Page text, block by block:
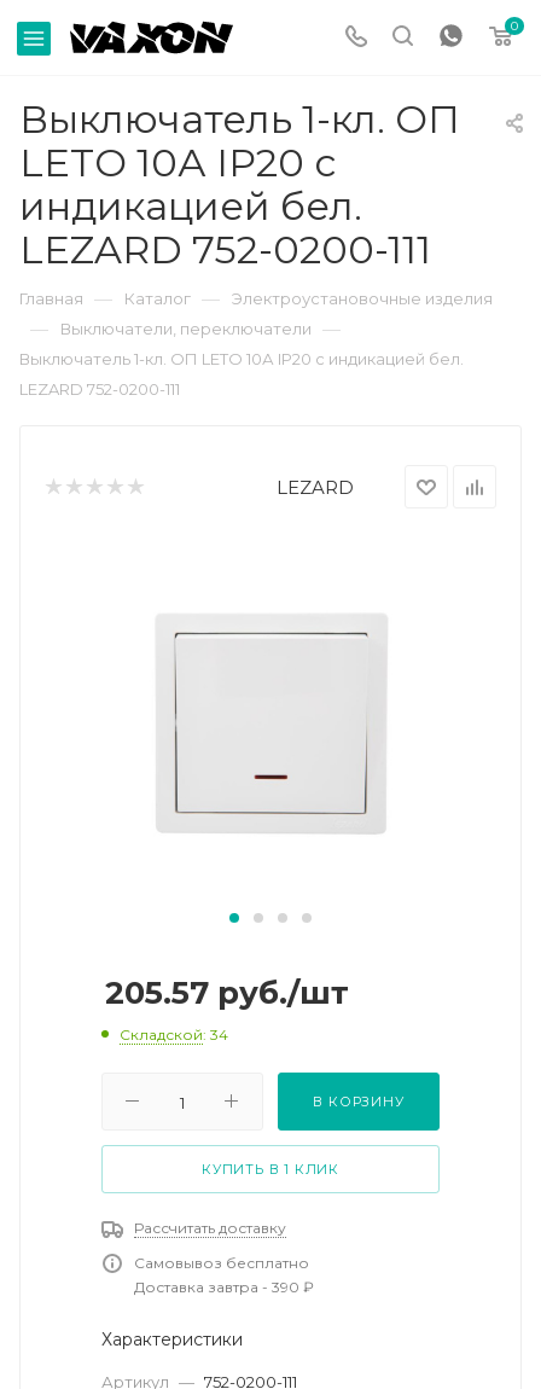
0
Выключатель 1-кл. ОП
LETO 10А IP20 с
индикацией бел.
LEZARD 752-0200-111
Главная — Каталог — Электроустановочные изделия
— Выключатели, переключатели —
Выключатель 1-кл. ОП LETO 10А IP20 с индикацией бел.
LEZARD 752-0200-111
LEZARD
205.57 руб./шт
Складской: 34
В КОРЗИНУ
КУПИТЬ В 1 КЛИК
Рассчитать доставку
Самовывоз бесплатно
Доставка завтра - 390 ₽
Характеристики
Артикул — 752-0200-111